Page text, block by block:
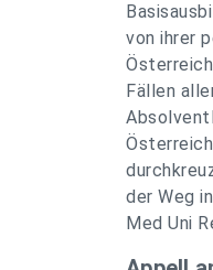
von ihrer
Fällen
der Weg
Med Uni